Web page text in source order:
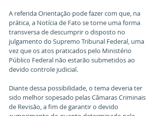
A referida Orientação pode fazer com que, na
prática, a Notícia de Fato se torne uma forma
transversa de descumprir o disposto no
julgamento do Supremo Tribunal Federal, uma
vez que os atos praticados pelo Ministério
Público Federal não estarão submetidos ao
devido controle judicial.
Diante dessa possibilidade, o tema deveria ter
sido melhor sopesado pelas Câmaras Criminais
de Revisão, a fim de garantir o devido